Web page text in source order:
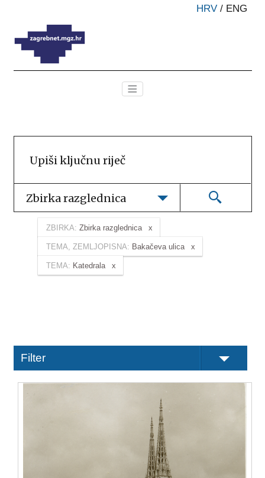
HRV / ENG
Zbirka razglednica
ZBIRKA: Zbirka razglednica
TEMA, ZEMLJOPISNA: Bakačeva ulica
TEMA: Katedrala
Filter